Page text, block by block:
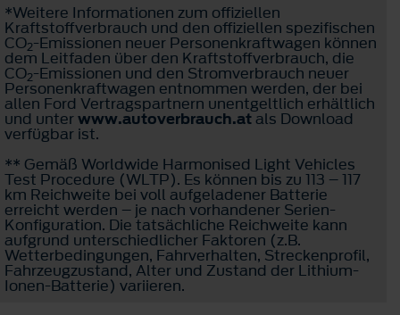
*Weitere Informationen zum offiziellen
Kraftstoffverbrauch und den offiziellen spezifischen
CO2-Emissionen neuer Personenkraftwagen können
dem Leitfaden über den Kraftstoffverbrauch, die
CO2-Emissionen und den Stromverbrauch neuer
Personenkraftwagen entnommen werden, der bei
allen Ford Vertragspartnern unentgeltlich erhältlich
und unterwww.autoverbrauch.atals Download
verfügbar ist.
** Gemäß Worldwide Harmonised Light Vehicles
Test Procedure (WLTP). Es können bis zu 113 – 117
km Reichweite bei voll aufgeladener Batterie
erreicht werden – je nach vorhandener Serien-
Konfiguration. Die tatsächliche Reichweite kann
aufgrund unterschiedlicher Faktoren (z.B.
Wetterbedingungen, Fahrverhalten, Streckenprofil,
Fahrzeugzustand, Alter und Zustand der Lithium-
Ionen-Batterie) variieren.